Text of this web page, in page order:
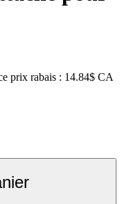
prix rabais : 14.84$ CA